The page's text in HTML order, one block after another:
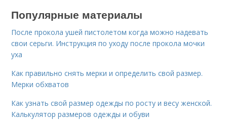
Популярные материалы
После прокола ушей пистолетом когда можно надевать
свои серьги. Инструкция по уходу после прокола мочки
уха
Как правильно снять мерки и определить свой размер.
Мерки обхватов
Как узнать свой размер одежды по росту и весу женской.
Калькулятор размеров одежды и обуви